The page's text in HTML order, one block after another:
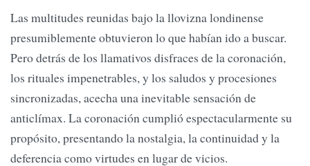
Las multitudes reunidas bajo la llovizna londinense
presumiblemente obtuvieron lo que habían ido a buscar.
Pero detrás de los llamativos disfraces de la coronación,
los rituales impenetrables, y los saludos y procesiones
sincronizadas, acecha una inevitable sensación de
anticlímax. La coronación cumplió espectacularmente su
propósito, presentando la nostalgia, la continuidad y la
deferencia como virtudes en lugar de vicios.